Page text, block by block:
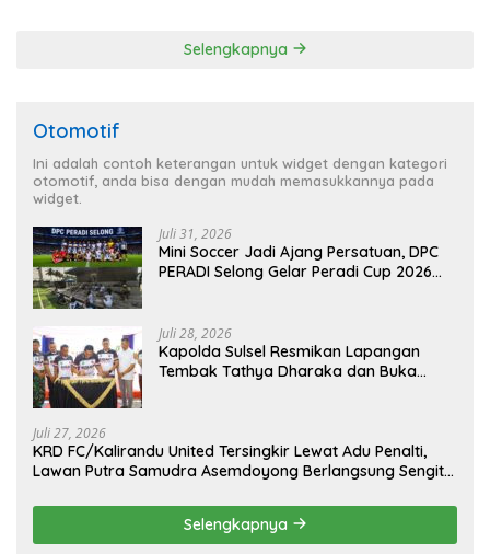
Selengkapnya
Otomotif
Ini adalah contoh keterangan untuk widget dengan kategori
otomotif, anda bisa dengan mudah memasukkannya pada
widget.
Juli 31, 2026
Mini Soccer Jadi Ajang Persatuan, DPC
PERADI Selong Gelar Peradi Cup 2026
Juli 28, 2026
Kapolda Sulsel Resmikan Lapangan
Tembak Tathya Dharaka dan Buka
Juli 27, 2026
KRD FC/Kalirandu United Tersingkir Lewat Adu Penalti,
Lawan Putra Samudra Asemdoyong Berlangsung Sengit
Selengkapnya